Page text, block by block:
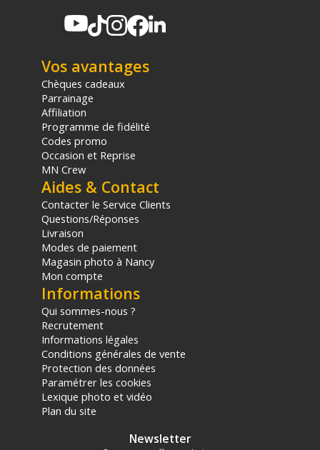
Vos avantages
Chèques cadeaux
Parrainage
Affiliation
Programme de fidélité
Codes promo
Occasion et Reprise
MN Crew
Aides & Contact
Contacter le Service Clients
Questions/Réponses
Livraison
Modes de paiement
Magasin photo à Nancy
Mon compte
Informations
Qui sommes-nous ?
Recrutement
Informations légales
Conditions générales de vente
Protection des données
Paramétrer les cookies
Lexique photo et vidéo
Plan du site
Newsletter